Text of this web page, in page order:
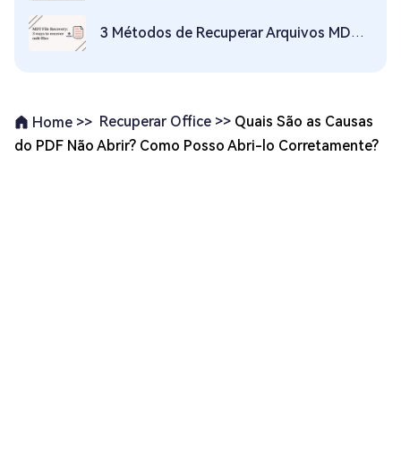
3 Métodos de Recuperar Arquivos MDT Perdidos/Corrompidos
Home >> Recuperar Office >> Quais São as Causas
do PDF Não Abrir? Como Posso Abri-lo Corretamente?